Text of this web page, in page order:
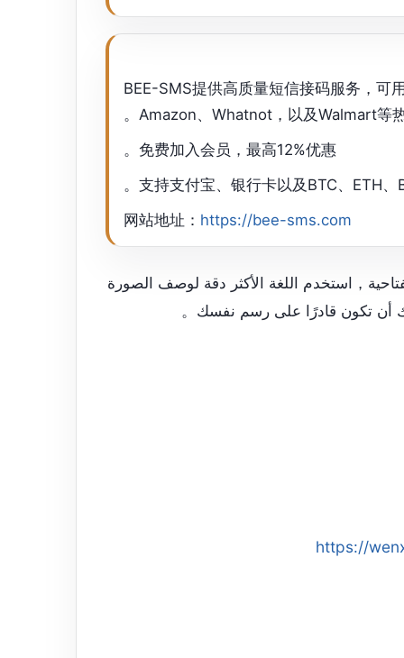
BEE-SMS提供高质量短信接码服务，
Amazon、Whatnot，以及Walmart等热
免费加入会员，最高12%优惠。
支持支付宝、银行卡以及BTC、ETH、
网站地址： https://bee-sms.com
，استخدم اللغة الأكثر دقة لوصف الصورة
أن تكون قادرًا على رسم نفسك。
https://